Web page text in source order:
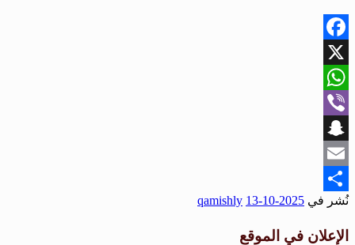
Facebook
X
WhatsApp
Viber
Snapchat
Email
Share
نُشر في 2025-10-13
qamishly
الإعلان في الموقع